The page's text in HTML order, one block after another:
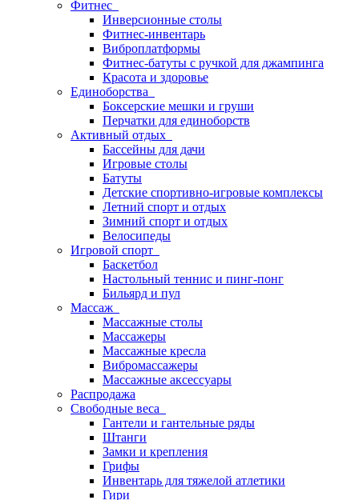
Фитнес
Инверсионные столы
Фитнес-инвентарь
Виброплатформы
Фитнес-батуты с ручкой для джампинга
Красота и здоровье
Единоборства
Боксерские мешки и груши
Перчатки для единоборств
Активный отдых
Бассейны для дачи
Игровые столы
Батуты
Детские спортивно-игровые комплексы
Летний спорт и отдых
Зимний спорт и отдых
Велосипеды
Игровой спорт
Баскетбол
Настольный теннис и пинг-понг
Бильярд и пул
Массаж
Массажные столы
Массажеры
Массажные кресла
Вибромассажеры
Массажные аксессуары
Распродажа
Свободные веса
Гантели и гантельные ряды
Штанги
Замки и крепления
Грифы
Инвентарь для тяжелой атлетики
Гири